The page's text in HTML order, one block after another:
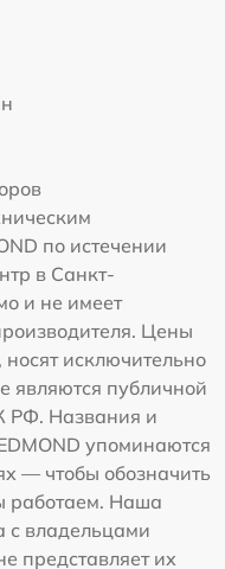
по истечении
в Санкт-
и не имеет
Цены
исключительно
являются публичной
РФ. Названия и
упоминаются
— чтобы обозначить
работаем. Наша
с владельцами
представляет их